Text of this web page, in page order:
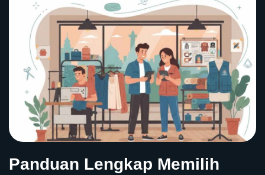
Panduan Lengkap Memilih